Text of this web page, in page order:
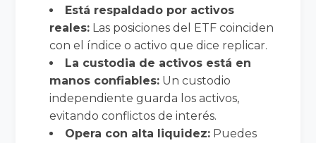
Está respaldado por activos
reales: Las posiciones del ETF coinciden
con el índice o activo que dice replicar.
La custodia de activos está en
manos confiables: Un custodio
independiente guarda los activos,
evitando conflictos de interés.
Opera con alta liquidez: Puedes